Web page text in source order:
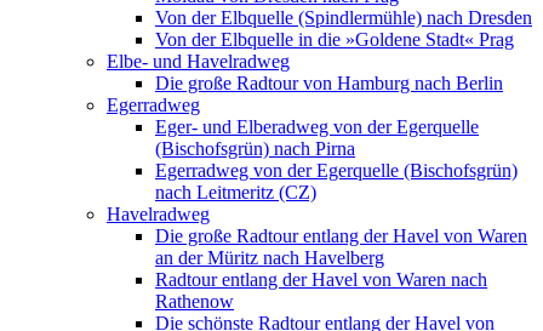
Von der Elbquelle (Spindlermühle) nach Dresden
Von der Elbquelle in die »Goldene Stadt« Prag
Elbe- und Havelradweg
Die große Radtour von Hamburg nach Berlin
Egerradweg
Eger- und Elberadweg von der Egerquelle
(Bischofsgrün) nach Pirna
Egerradweg von der Egerquelle (Bischofsgrün)
nach Leitmeritz (CZ)
Havelradweg
Die große Radtour entlang der Havel von Waren
an der Müritz nach Havelberg
Radtour entlang der Havel von Waren nach
Rathenow
Die schönste Radtour entlang der Havel von